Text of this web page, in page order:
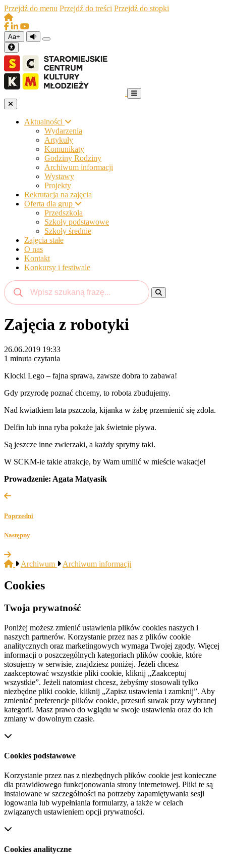
Przejdź do menu Przejdź do treści Przejdź do stopki
Aa+
Aktualności
Wydarzenia
Artykuły
Komunikaty
Godziny Rodziny
Archiwum informacji
Wystawy
Projekty
Rekrutacja na zajęcia
Oferta dla grup
Przedszkola
Szkoły podstawowe
Szkoły średnie
Zajęcia stałe
O nas
Kontakt
Konkursy i festiwale
Zajęcia z robotyki
26.06.2019 19:33
1 minuta czytania
Klocki Lego – fajna sprawa, zawsze dobra to zabawa!
Gdy przyrodę poznać chcemy, to robota zbudujemy.
Nad kwiatkiem lata pszczoła, kijanka w żabę przemienić się zdoła.
Delfin lub inna ryba pokaże jak świetnie pływa.
Są jeszcze inne zwierzaki, a każdy sprytny taki.
W SCKM-ie takie atrakcje, by Wam umilić w mieście wakacje!
Prowadzenie: Agata Matyasik
Poprzedni
Następny
Archiwum Archiwum informacji
Cookies
Twoja prywatność
Poniżej możesz zmienić ustawienia plików cookies naszych i
naszych partnerów. Korzystanie przez nas z plików cookie
analitycznych oraz marketingowych wymaga Twojej zgody. Więcej
informacji o poszczególnych kategoriach plików cookie, które
stosujemy w serwisie, znajdziesz poniżej. Jeżeli chcesz
zaakceptować wszystkie pliki cookie, kliknij „Zaakceptuj
wszystkie”. Jeżeli natomiast chcesz, żebyśmy stosowali tylko
niezbędne pliki cookie, kliknij „Zapisz ustawienia i zamknij”. Aby
zmieniać preferencje plików cookie, przesuń suwak przy wybranej
kategorii. Masz prawo do wglądu w swoje ustawienia oraz do ich
zmiany w dowolnym czasie.
Cookies podstawowe
Korzystanie przez nas z niezbędnych plików cookie jest konieczne
dla prawidłowego funkcjonowania strony internetowej. Pliki te są
instalowane w szczególności na potrzeby zapamiętywania sesji
logowania lub wypełniania formularzy, a także w celach
związanych ustawieniem opcji prywatności.
Cookies analityczne